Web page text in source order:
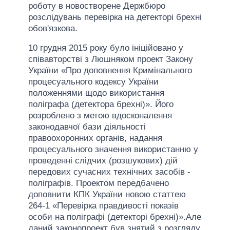
роботу в новостворене Держбюро
розслідувань перевірка на детекторі брехні
обов'язкова.
10 грудня 2015 року було ініційовано у
співавторстві з Люшняком проект Закону
України «Про доповнення Кримінального
процесуального кодексу України
положеннями щодо використання
поліграфа (детектора брехні)». Його
розроблено з метою вдосконалення
законодавчої бази діяльності
правоохоронних органів, надання
процесуального значення використанню у
проведенні слідчих (розшукових) дій
передових сучасних технічних засобів -
поліграфів. Проектом передбачено
доповнити КПК України новою статтею
264-1 «Перевірка правдивості показів
особи на поліграфі (детекторі брехні)».Але